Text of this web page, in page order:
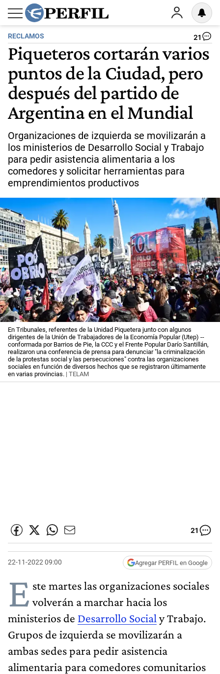
RECLAMOS 21
Piqueteros cortarán varios
puntos de la Ciudad, pero
después del partido de
Argentina en el Mundial
Organizaciones de izquierda se movilizarán a
los ministerios de Desarrollo Social y Trabajo
para pedir asistencia alimentaria a los
comedores y solicitar herramientas para
emprendimientos productivos
En Tribunales, referentes de la Unidad Piquetera junto con algunos
dirigentes de la Unión de Trabajadores de la Economía Popular (Utep) --
conformada por Barrios de Pie, la CCC y el Frente Popular Darío Santillán,
realizaron una conferencia de prensa para denunciar "la criminalización
de la protestas social y las persecuciones" contra las organizaciones
sociales en función de diversos hechos que se registraron últimamente
en varias provincias. | TELAM
21
22-11-2022 09:00 Agregar PERFIL en Google
E ste martes las organizaciones sociales
volverán a marchar hacia los
ministerios de Desarrollo Social y Trabajo.
Grupos de izquierda se movilizarán a
ambas sedes para pedir asistencia
alimentaria para comedores comunitarios